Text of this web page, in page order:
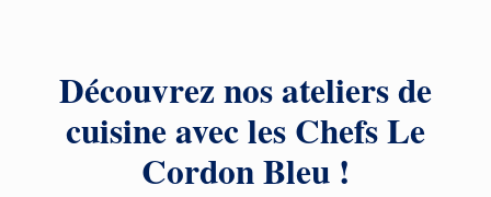
Découvrez nos ateliers de
cuisine avec les Chefs Le
Cordon Bleu !